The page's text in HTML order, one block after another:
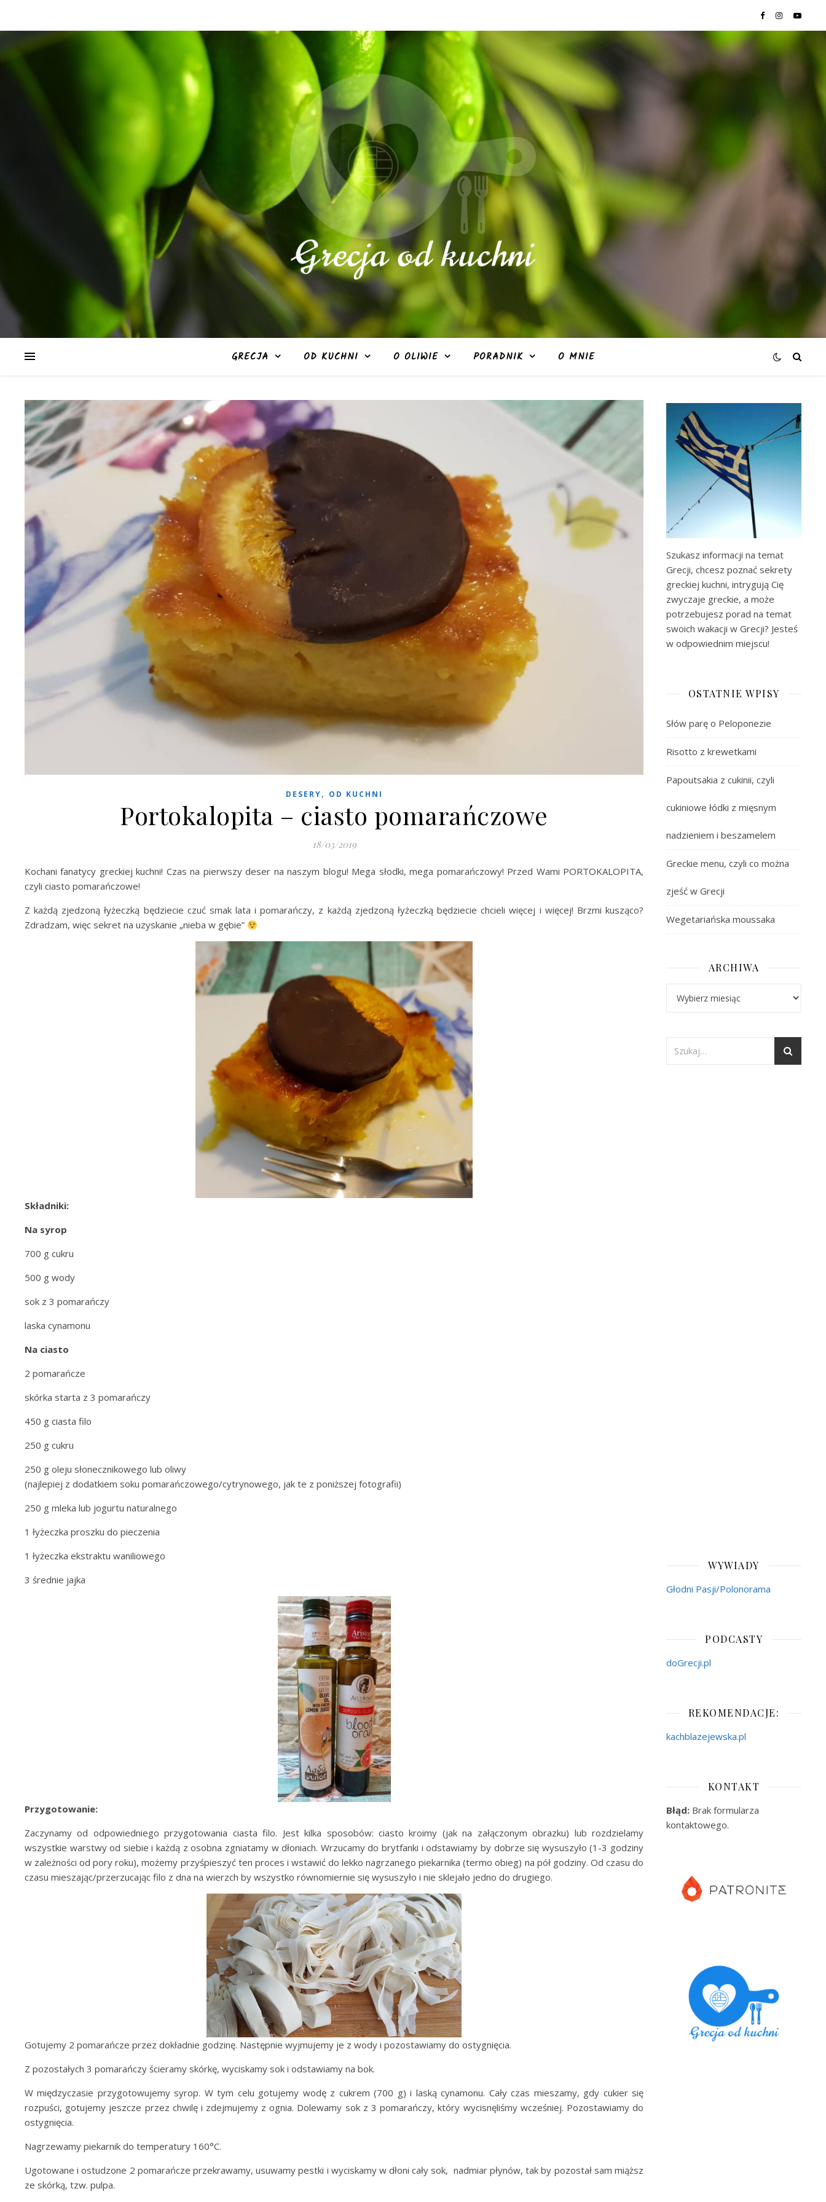
GRECJA OD KUCHNI O OLIWIE PORADNIK O MNIE
DESERY, OD KUCHNI
Portokalopita – ciasto pomarańczowe
18/03/2019
Kochani fanatycy greckiej kuchni! Czas na pierwszy deser na naszym blogu! Mega słodki, mega pomarańczowy! Przed Wami PORTOKALOPITA,
czyli ciasto pomarańczowe!
Z każdą zjedzoną łyżeczką będziecie czuć smak lata i pomarańczy, z każdą zjedzoną łyżeczką będziecie chcieli więcej i więcej! Brzmi kusząco?
Zdradzam, więc sekret na uzyskanie „nieba w gębie”
Składniki:
Na syrop
700 g cukru
500 g wody
sok z 3 pomarańczy
laska cynamonu
Na ciasto
2 pomarańcze
skórka starta z 3 pomarańczy
450 g ciasta filo
250 g cukru
250 g oleju słonecznikowego lub oliwy
(najlepiej z dodatkiem soku pomarańczowego/cytrynowego, jak te z poniższej fotografii)
250 g mleka lub jogurtu naturalnego
1 łyżeczka proszku do pieczenia
1 łyżeczka ekstraktu waniliowego
3 średnie jajka
Przygotowanie:
Zaczynamy od odpowiedniego przygotowania ciasta filo. Jest kilka sposobów: ciasto kroimy (jak na załączonym obrazku) lub rozdzielamy
wszystkie warstwy od siebie i każdą z osobna zgniatamy w dłoniach. Wrzucamy do brytfanki i odstawiamy by dobrze się wysuszyło (1-3 godziny
w zależności od pory roku), możemy przyśpieszyć ten proces i wstawić do lekko nagrzanego piekarnika (termo obieg) na pół godziny. Od czasu do
czasu mieszając/przerzucając filo z dna na wierzch by wszystko równomiernie się wysuszyło i nie sklejało jedno do drugiego.
Gotujemy 2 pomarańcze przez dokładnie godzinę. Następnie wyjmujemy je z wody i pozostawiamy do ostygnięcia.
Z pozostałych 3 pomarańczy ścieramy skórkę, wyciskamy sok i odstawiamy na bok.
W międzyczasie przygotowujemy syrop. W tym celu gotujemy wodę z cukrem (700 g) i laską cynamonu. Cały czas mieszamy, gdy cukier się
rozpuści, gotujemy jeszcze przez chwilę i zdejmujemy z ognia. Dolewamy sok z 3 pomarańczy, który wycisnęliśmy wcześniej. Pozostawiamy do
ostygnięcia.
Nagrzewamy piekarnik do temperatury 160°C.
Ugotowane i ostudzone 2 pomarańcze przekrawamy, usuwamy pestki i wyciskamy w dłoni cały sok, nadmiar płynów, tak by pozostał sam miąższ
ze skórką, tzw. pulpa.
Szukasz informacji na temat
Grecji, chcesz poznać sekrety
greckiej kuchni, intrygują Cię
zwyczaje greckie, a może
potrzebujesz porad na temat
swoich wakacji w Grecji? Jesteś
w odpowiednim miejscu!
OSTATNIE WPISY
Słów parę o Peloponezie
Risotto z krewetkami
Papoutsakia z cukinii, czyli
cukiniowe łódki z mięsnym
nadzieniem i beszamelem
Greckie menu, czyli co można
zjeść w Grecji
Wegetariańska moussaka
ARCHIWA
WYWIADY
Głodni Pasji/Polonorama
PODCASTY
doGrecji.pl
REKOMENDACJE:
kachblazejewska.pl
KONTAKT
Błąd: Brak formularza
kontaktowego.